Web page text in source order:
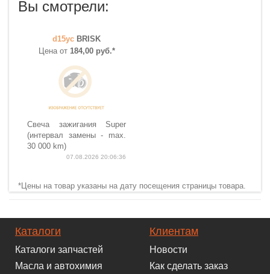
Вы смотрели:
d15yc BRISK
Цена от 184,00 руб.*
Свеча зажигания Super
(интервал замены - max.
30 000 km)
07.08.2026 20:06:36
*Цены на товар указаны на дату посещения страницы товара.
Каталоги
Каталоги запчастей
Масла и автохимия
Клиентам
Новости
Как сделать заказ